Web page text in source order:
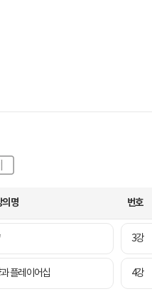
의명
플레이어십
번호
3강
4강